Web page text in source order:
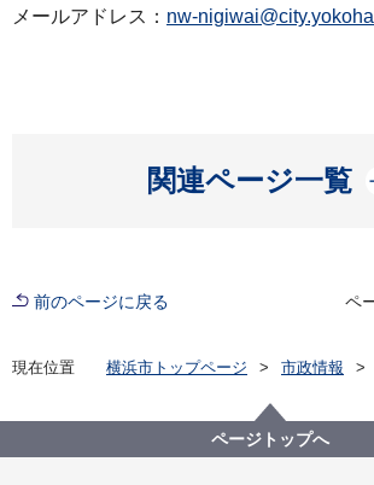
メールアドレス： nw-
関連ページ一覧
開く
前のページに戻る ペ
現在位置 横浜市トップページ
市政情報
にぎわいスポーツ文化局
「ポケモンワールドチャンピオンシッ
に伴う盛り上げについて
ページトップへ